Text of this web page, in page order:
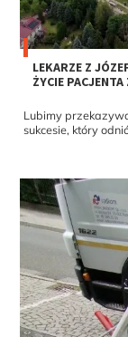
LEKARZE Z
ŻYCIE
Lubimy
sukcesie, który